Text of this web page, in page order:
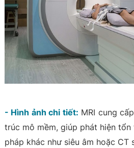
- Hình ảnh chi tiết: MRI cung
trúc mô mềm, giúp phát hiện
pháp khác như siêu âm hoặc CT